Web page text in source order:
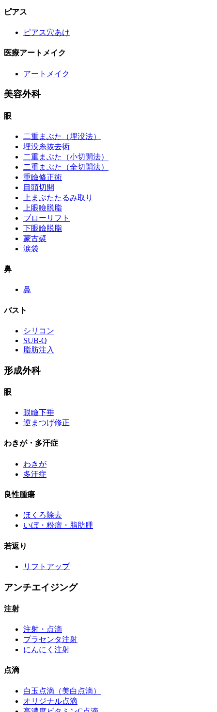
ピアス
ピアス穴あけ
医療アートメイク
アートメイク
美容外科
眼
二重まぶた（埋没法）
埋没糸抜去術
二重まぶた（小切開法）
二重まぶた（全切開法）
重瞼修正術
目頭切開
上まぶたたるみ取り
上眼瞼脱脂
ブローリフト
下眼瞼脱脂
蒙古襞
涙袋
鼻
鼻
バスト
シリコン
SUB-Q
脂肪注入
形成外科
眼
眼瞼下垂
逆まつげ修正
わきが・多汗症
わきが
多汗症
良性腫瘍
ほくろ除去
いぼ・粉瘤・脂肪腫
若返り
リフトアップ
アンチエイジング
注射
注射・点滴
プラセンタ注射
にんにく注射
点滴
白玉点滴（美白点滴）
オリジナル点滴